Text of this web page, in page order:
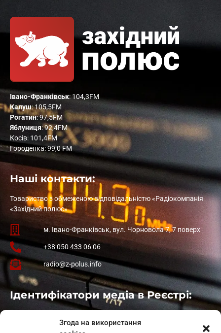
Згода на використання
Івано-Франківськ: 104,3FM
Калуш: 105,5FM
Рогатин: 97,5FM
Яблуниця: 92,4FM
Косів: 101,4FM
Городенка: 99,0 FM
Наші контакти:
Товариство з обмеженою відповідальністю «Радіокомпанія
«Західний полюс»
м. Івано-Франківськ, вул. Чорновола 7, 7 поверх
+38 050 433 06 06
radio@z-polus.info
Ідентифікатори медіа в Реєстрі:
: L11-01410